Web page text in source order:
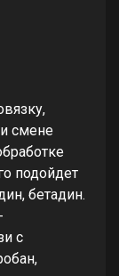
смене
подойдет
бетадин.
с